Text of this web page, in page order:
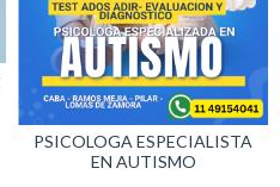
PSICOLOGA ESPECIALISTA
EN AUTISMO